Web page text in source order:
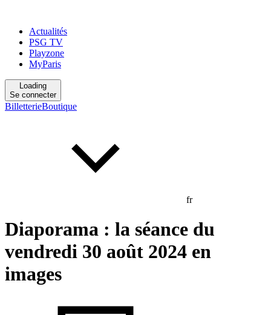
Actualités
PSG TV
Playzone
MyParis
Loading
Se connecter
BilletterieBoutique
fr
Diaporama : la séance du
vendredi 30 août 2024 en
images